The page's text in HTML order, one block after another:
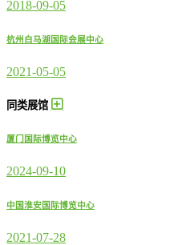
2018-09-05
杭州白马湖国际会展中心
2021-05-05
同类展馆
厦门国际博览中心
2024-09-10
中国淮安国际博览中心
2021-07-28